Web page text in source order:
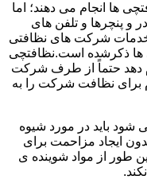
ها انجام می دهند؛ اما
و پنچرها و تلفن های
خدمات شرکت های نظافتی
ها ذکرشده است.نظافتچی
دهد حتماً از طرف شرکت
برای نظافت شرکت را به
باید در مورد شیوه
ایجاد مزاحمت برای
طور از مواد شوینده ی